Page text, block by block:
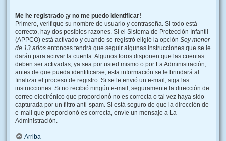
Me he registrado ¡y no me puedo identificar!
Primero, verifique su nombre de usuario y contraseña. Si todo está
correcto, hay dos posibles razones. Si el Sistema de Protección Infantil
(APPCO) está activado y cuando se registró eligió la opción Soy menor
de 13 años entonces tendrá que seguir algunas instrucciones que se le
darán para activar la cuenta. Algunos foros disponen que las cuentas
deben ser activadas, ya sea por usted mismo o por La Administración,
antes de que pueda identificarse; esta información se le brindará al
finalizar el proceso de registro. Si se le envió un e-mail, siga las
instrucciones. Si no recibió ningún e-mail, seguramente la dirección de
correo electrónico que proporcionó no es correcta o tal vez haya sido
capturada por un filtro anti-spam. Si está seguro de que la dirección de
e-mail que proporcionó es correcta, envíe un mensaje a La
Administración.
Arriba